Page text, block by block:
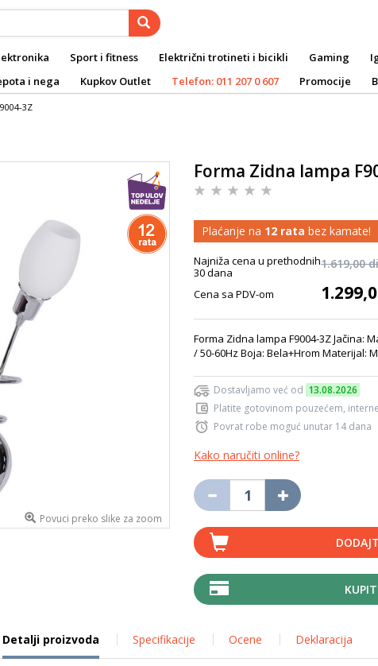
Sport i fitness Električni trotineti i bicikli Gaming
i nega
Kupkov Outlet Telefon: 011 207 0 607 Promocije
3Z
Povuci preko slike za zoom
Forma Zidna lampa
Plaćanje na 12 rata bez kamate!
Najniža cena u prethodnih
30 dana
1.619,00
Cena sa PDV-om
Forma Zidna lampa F9004-3Z Jačina:
/ 50-60Hz Boja: Bela+Hrom Materijal:
Dostavljamo već od 13.08.2026
Platite gotovinom pouzećem,
Povrat robe moguć unutar 14 dana
Kako naručiti online?
Detalji proizvoda Specifikacije Ocene Deklaracija